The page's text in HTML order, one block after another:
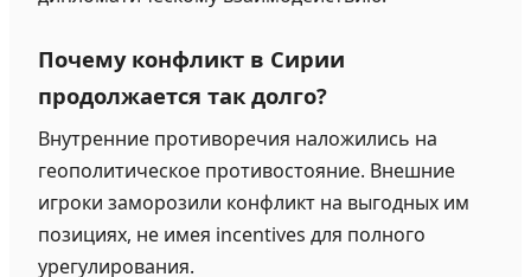
Почему конфликт в Сирии
продолжается так долго?
Внутренние противоречия наложились на
геополитическое противостояние. Внешние
игроки заморозили конфликт на выгодных им
позициях, не имея incentives для полного
урегулирования.